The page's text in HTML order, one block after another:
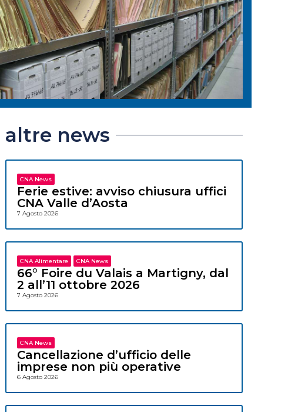
altre news
CNA News
Ferie estive: avviso chiusura uffici
CNA Valle d’Aosta
7 Agosto 2026
CNA Alimentare CNA News
66° Foire du Valais a Martigny, dal
2 all’11 ottobre 2026
7 Agosto 2026
CNA News
Cancellazione d’ufficio delle
imprese non più operative
6 Agosto 2026